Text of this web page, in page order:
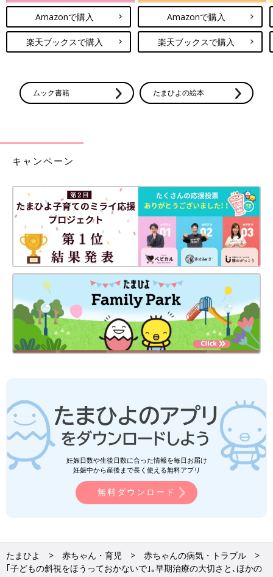
Amazonで購入
楽天ブックスで購入
Amazonで購入
楽天ブックスで購入
ムック書籍 たまひよの絵本
キャンペーン
妊娠日数や生後日数に合った情報を毎日お届け
妊娠中から産後まで長く使える無料アプリ
無料ダウンロード
たまひよ 赤ちゃん・育児
赤ちゃんの病気・トラブル
｢子どもの斜視をほうっておかないで｣｡早期治療の大切さと､ほかの